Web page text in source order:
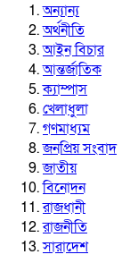
অন্যান্য
অর্থনীতি
আইন বিচার
আন্তর্জাতিক
ক্যাম্পাস
খেলাধুলা
গণমাধ্যম
জনপ্রিয় সংবাদ
জাতীয়
বিনোদন
রাজধানী
রাজনীতি
সারাদেশ